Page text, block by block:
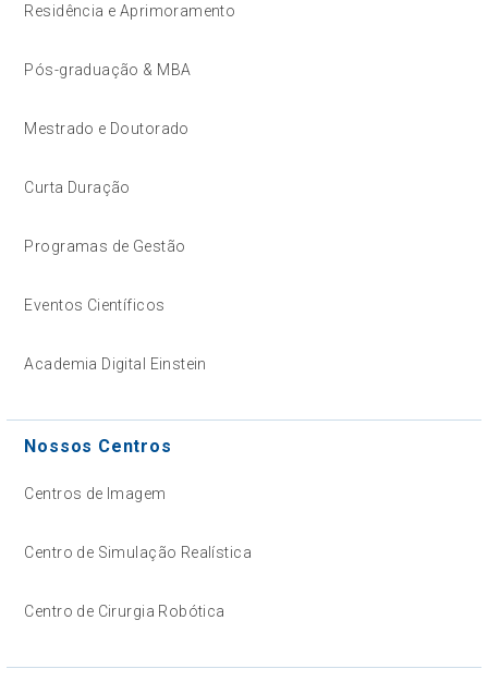
Residência e Aprimoramento
Pós-graduação & MBA
Mestrado e Doutorado
Curta Duração
Programas de Gestão
Eventos Científicos
Academia Digital Einstein
Nossos Centros
Centros de Imagem
Centro de Simulação Realística
Centro de Cirurgia Robótica